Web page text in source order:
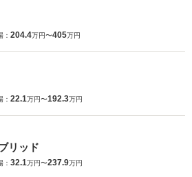
： 204.4万円〜405万円
： 22.1万円〜192.3万円
リッド
： 32.1万円〜237.9万円